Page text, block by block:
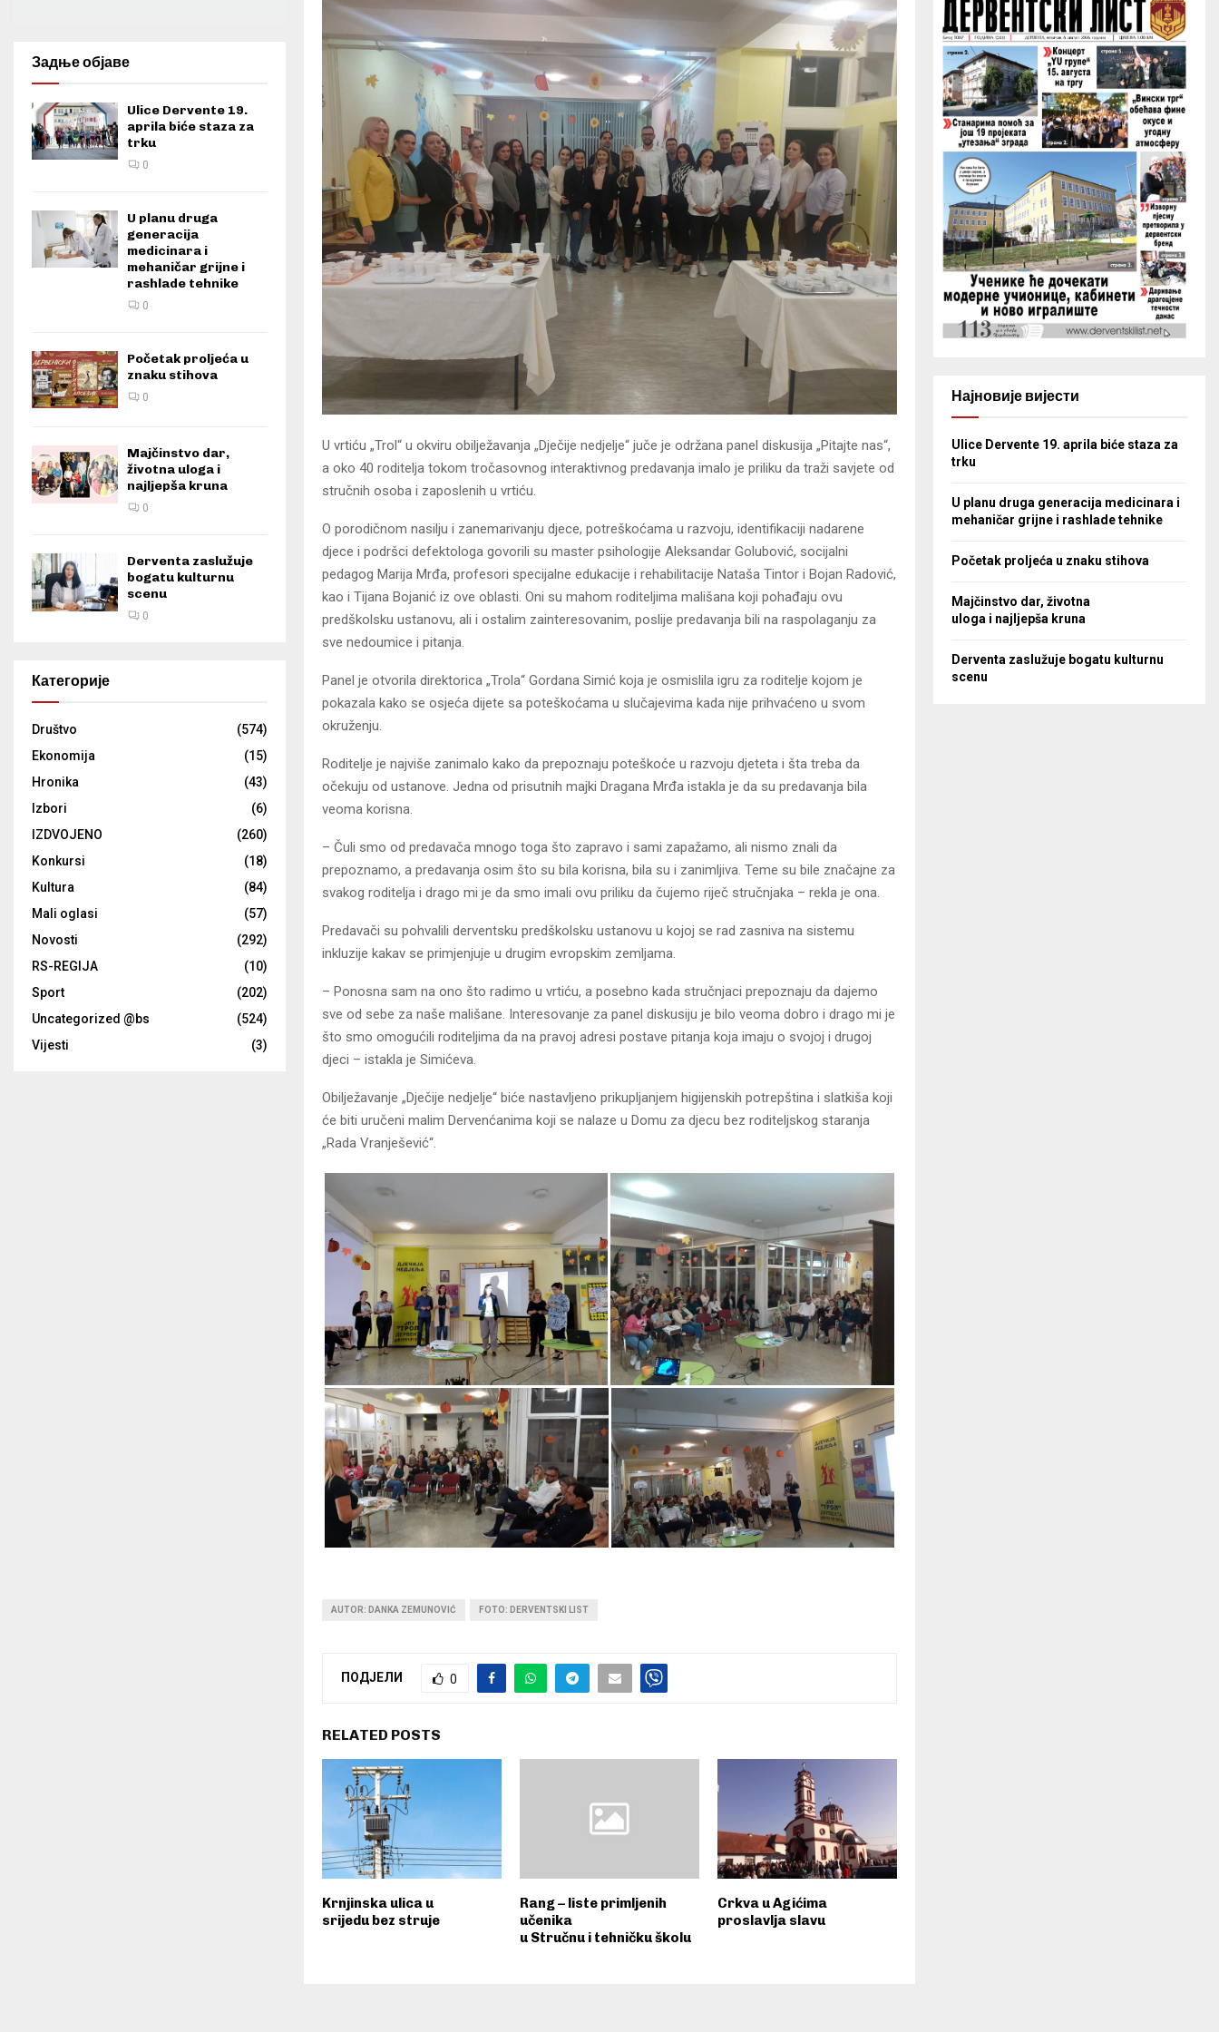
U vrtiću „Trol“ u okviru obilježavanja „Dječije nedjelje“ juče je održana panel diskusija „Pitajte nas“,
a oko 40 roditelja tokom tročasovnog interaktivnog predavanja imalo je priliku da traži savjete od
stručnih osoba i zaposlenih u vrtiću.
O porodičnom nasilju i zanemarivanju djece, potreškoćama u razvoju, identifikaciji nadarene
djece i podršci defektologa govorili su master psihologije Aleksandar Golubović, socijalni
pedagog Marija Mrđa, profesori specijalne edukacije i rehabilitacije Nataša Tintor i Bojan Radović,
kao i Tijana Bojanić iz ove oblasti. Oni su mahom roditeljima mališana koji pohađaju ovu
predškolsku ustanovu, ali i ostalim zainteresovanim, poslije predavanja bili na raspolaganju za
sve nedoumice i pitanja.
Panel je otvorila direktorica „Trola“ Gordana Simić koja je osmislila igru za roditelje kojom je
pokazala kako se osjeća dijete sa poteškoćama u slučajevima kada nije prihvaćeno u svom
okruženju.
Roditelje je najviše zanimalo kako da prepoznaju poteškoće u razvoju djeteta i šta treba da
očekuju od ustanove. Jedna od prisutnih majki Dragana Mrđa istakla je da su predavanja bila
veoma korisna.
– Čuli smo od predavača mnogo toga što zapravo i sami zapažamo, ali nismo znali da
prepoznamo, a predavanja osim što su bila korisna, bila su i zanimljiva. Teme su bile značajne za
svakog roditelja i drago mi je da smo imali ovu priliku da čujemo riječ stručnjaka – rekla je ona.
Predavači su pohvalili derventsku predškolsku ustanovu u kojoj se rad zasniva na sistemu
inkluzije kakav se primjenjuje u drugim evropskim zemljama.
– Ponosna sam na ono što radimo u vrtiću, a posebno kada stručnjaci prepoznaju da dajemo
sve od sebe za naše mališane. Interesovanje za panel diskusiju je bilo veoma dobro i drago mi je
što smo omogućili roditeljima da na pravoj adresi postave pitanja koja imaju o svojoj i drugoj
djeci – istakla je Simićeva.
Obilježavanje „Dječije nedjelje“ biće nastavljeno prikupljanjem higijenskih potrepština i slatkiša koji
će biti uručeni malim Dervenćanima koji se nalaze u Domu za djecu bez roditeljskog staranja
„Rada Vranješević“.
AUTOR: DANKA ZEMUNOVIĆ FOTO: DERVENTSKI LIST
ПОДЈЕЛИ 0
RELATED POSTS
Krnjinska ulica u
srijedu bez struje
Rang – liste primljenih
učenika
u Stručnu i tehničku školu
Crkva u Agićima
proslavlja slavu
Задње објаве
Ulice Dervente 19.
aprila biće staza za
trku
0
U planu druga
generacija
medicinara i
mehaničar grijne i
rashlade tehnike
0
Početak proljeća u
znaku stihova
0
Majčinstvo dar,
životna uloga i
najljepša kruna
0
Derventa zaslužuje
bogatu kulturnu
scenu
0
Категорије
Društvo
(574)
Ekonomija
(15)
Hronika
(43)
Izbori
(6)
IZDVOJENO
(260)
Konkursi
(18)
Kultura
(84)
Mali oglasi
(57)
Novosti
(292)
RS-REGIJA
(10)
Sport
(202)
Uncategorized @bs
(524)
Vijesti
(3)
H
Најновије вијести
Ulice Dervente 19. aprila biće staza za
trku
U planu druga generacija medicinara i
mehaničar grijne i rashlade tehnike
Početak proljeća u znaku stihova
Majčinstvo dar, životna
uloga i najljepša kruna
Derventa zaslužuje bogatu kulturnu
scenu